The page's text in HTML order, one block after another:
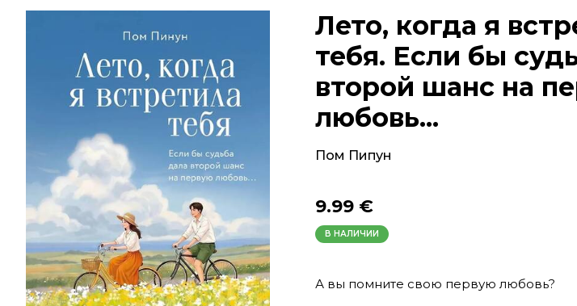
Лето, когда я
тебя. Если бы
второй шанс на
любовь...
Пом Пипун
9.99 €
В НАЛИЧИИ
А вы помните свою первую любовь?